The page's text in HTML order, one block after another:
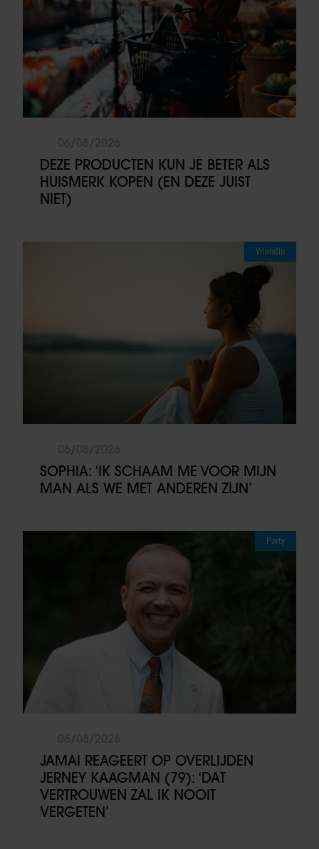
DEZE PRODUCTEN KUN JE BETER ALS
HUISMERK KOPEN (EN DEZE JUIST
NIET)
Vriendin
SOPHIA: ‘IK SCHAAM ME VOOR MIJN
MAN ALS WE MET ANDEREN ZIJN’
Party
JAMAI REAGEERT OP OVERLIJDEN
JERNEY KAAGMAN (79): ‘DAT
VERTROUWEN ZAL IK NOOIT
VERGETEN’